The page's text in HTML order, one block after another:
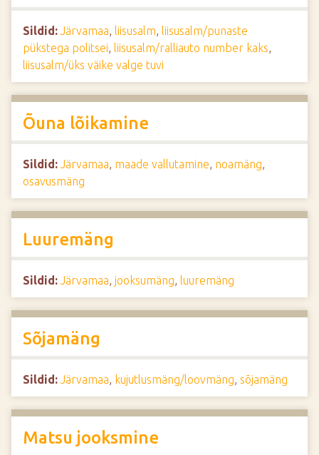
Sildid: Järvamaa, liisusalm, liisusalm/punaste
pükstega politsei, liisusalm/ralliauto number kaks,
liisusalm/üks väike valge tuvi
Õuna lõikamine
Sildid: Järvamaa, maade vallutamine, noamäng,
osavusmäng
Luuremäng
Sildid: Järvamaa, jooksumäng, luuremäng
Sõjamäng
Sildid: Järvamaa, kujutlusmäng/loovmäng, sõjamäng
Matsu jooksmine